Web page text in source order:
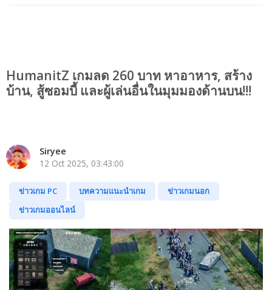
HumanitZ เกมลด 260 บาท หาอาหาร, สร้าง
บ้าน, สู้ซอมบี้ และผู้เล่นอื่นในมุมมองด้านบน!!!
Siryee
12 Oct 2025, 03:43:00
ข่าวเกม PC บทความแนะนำเกม
ข่าวเกมนอก
ข่าวเกมออนไลน์